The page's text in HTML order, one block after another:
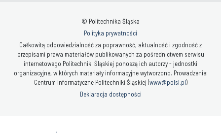
© Politechnika Śląska
Polityka prywatności
Całkowitą odpowiedzialność za poprawność, aktualność i zgodność z
przepisami prawa materiałów publikowanych za pośrednictwem serwisu
internetowego Politechniki Śląskiej ponoszą ich autorzy - jednostki
organizacyjne, w których materiały informacyjne wytworzono. Prowadzenie:
Centrum Informatyczne Politechniki Śląskiej (www@polsl.pl)
Deklaracja dostępności